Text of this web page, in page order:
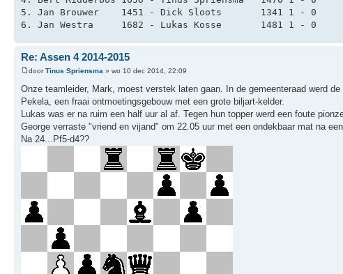
5. Jan Brouwer    1451 - Dick Sloots       1341 1 - 0
6. Jan Westra     1682 - Lukas Kosse       1481 1 - 0
Re: Assen 4 2014-2015
doorTinus Spriensma » wo 10 dec 2014, 22:09
Onze teamleider, Mark, moest verstek laten gaan. In de gemeenteraad werd
Pekela, een fraai ontmoetingsgebouw met een grote biljart-kelder.
Lukas was er na ruim een half uur al af. Tegen hun topper werd een foute
George verraste "vriend en vijand" om 22.05 uur met een ondekbaar mat na
Na 24...Pf5-d4??